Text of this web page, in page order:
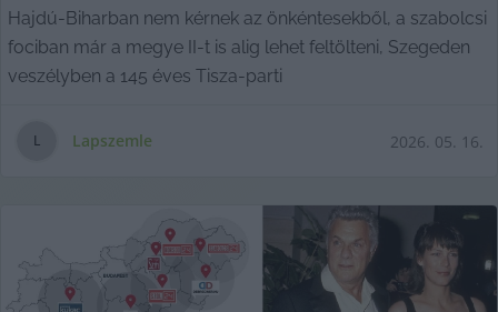
Hajdú-Biharban nem kérnek az önkéntesekből, a szabolcsi
fociban már a megye II-t is alig lehet feltölteni, Szegeden
veszélyben a 145 éves Tisza-parti
L Lapszemle 2026. 05. 16.